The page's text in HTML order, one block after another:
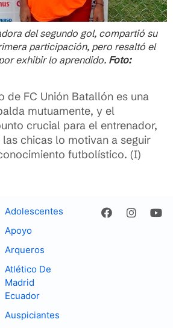
del segundo gol, compartió su
participación, pero resaltó el
exhibir lo aprendido. Foto:
de FC Unión Batallón es una
mutuamente, y el
crucial para el entrenador,
las chicas lo motivan a seguir
futbolístico. (I)
Adolescentes
Apoyo
Arqueros
Atlético De
Madrid
Ecuador
Auspiciantes